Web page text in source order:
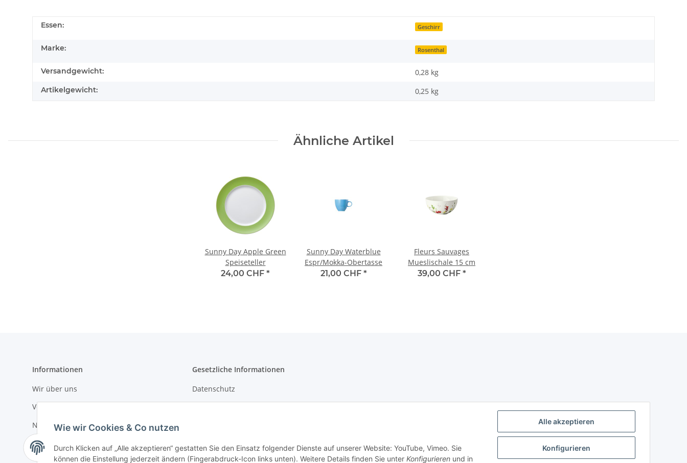
Essen: Geschirr
Marke: Rosenthal
Versandgewicht: 0,28 kg
Artikelgewicht: 0,25 kg
Ähnliche Artikel
Sunny Day Apple Green
Speiseteller
24,00 CHF *
Sunny Day Waterblue
Espr/Mokka-Obertasse
21,00 CHF *
Fleurs Sauvages
Mueslischale 15 cm
39,00 CHF *
Informationen
Wir über uns
Versandinformationen
Newsletter
Gesetzliche Informationen
Datenschutz
Impressum
Wie wir Cookies & Co nutzen
Durch Klicken auf „Alle akzeptieren“ gestatten Sie den Einsatz folgender Dienste auf unserer Website: YouTube, Vimeo. Sie
können die Einstellung jederzeit ändern (Fingerabdruck-Icon links unten). Weitere Details finden Sie unter Konfigurieren und in
Alle akzeptieren
Konfigurieren